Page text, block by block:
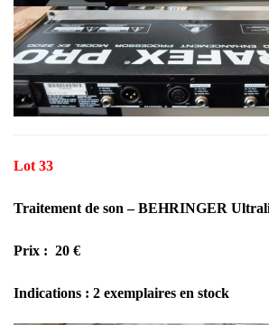
Lot 33
Traitement de son – BEHRINGER
Prix : 20 €
Indications : 2 exemplaires en stock